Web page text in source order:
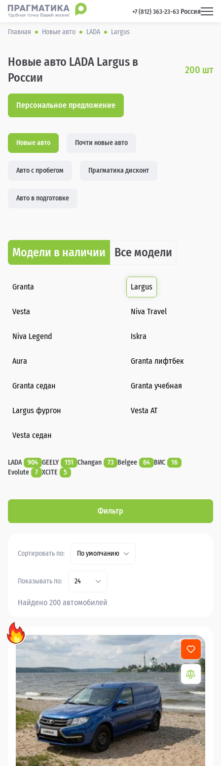
+7 (812) 363-23-63 Россия
Главная Новые авто LADA Largus
Новые авто LADA Largus в
России
200 шт
Персональное предложение
Новые авто Почти новые авто
Авто с пробегом Прагматика дисконт
Авто в подготовке
Модели в наличии Все модели
Granta Largus
Vesta Niva Travel
Niva Legend Iskra
Aura Granta лифтбек
Granta седан Granta учебная
Largus фургон Vesta AT
Vesta седан
LADA 904 GEELY 151 Changan 73 Belgee 64 ВИС
16
Evolute
7 XCITE 5
Фильтр
Сортировать по: По умолчанию
Показывать по: 24
Найдено 200 автомобилей